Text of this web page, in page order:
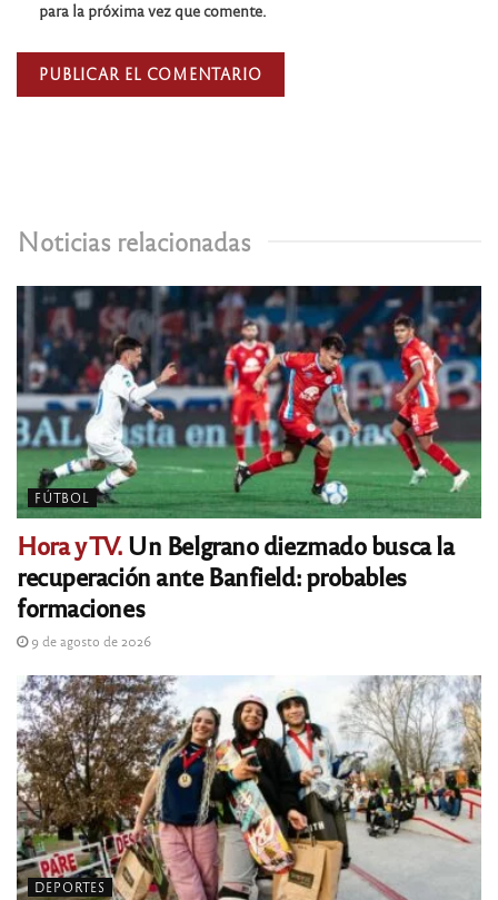
Noticias relacionadas
FÚTBOL
Hora y TV.Un Belgrano diezmado busca la
recuperación ante Banfield: probables
formaciones
9 de agosto de 2026
DEPORTES
para la próxima vez que comente.